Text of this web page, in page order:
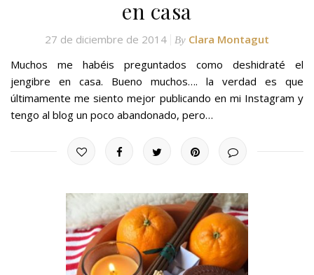
en casa
27 de diciembre de 2014 By Clara Montagut
Muchos me habéis preguntados como deshidraté el
jengibre en casa. Bueno muchos…. la verdad es que
últimamente me siento mejor publicando en mi Instagram y
tengo al blog un poco abandonado, pero…